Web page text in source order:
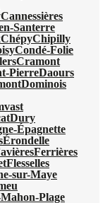
Cannessières
Santerre
ChépyChipilly
Condé-Folie
Cramont
PierreDaours
Dominois
Dury
Épagnette
Érondelle
Ferrières
Flesselles
sur-Maye
Plage